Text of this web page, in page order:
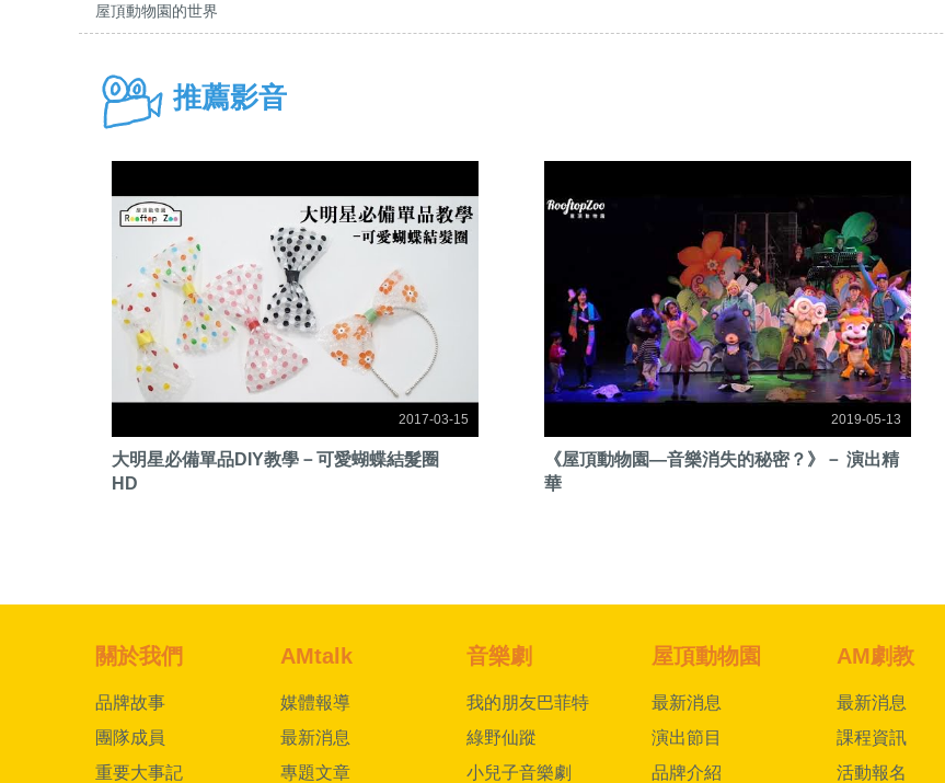
屋頂動物園的世界
推薦影音
2017-03-15
大明星必備單品DIY教學－可愛蝴蝶結髮圈
HD
2019-05-13
《屋頂動物園—音樂消失的秘密？》－ 演出精
華
關於我們
品牌故事
團隊成員
重要大事記
AMtalk
媒體報導
最新消息
專題文章
音樂劇
我的朋友巴菲特
綠野仙蹤
小兒子音樂劇
屋頂動物園
最新消息
演出節目
品牌介紹
AM劇教
最新消息
課程資訊
活動報名